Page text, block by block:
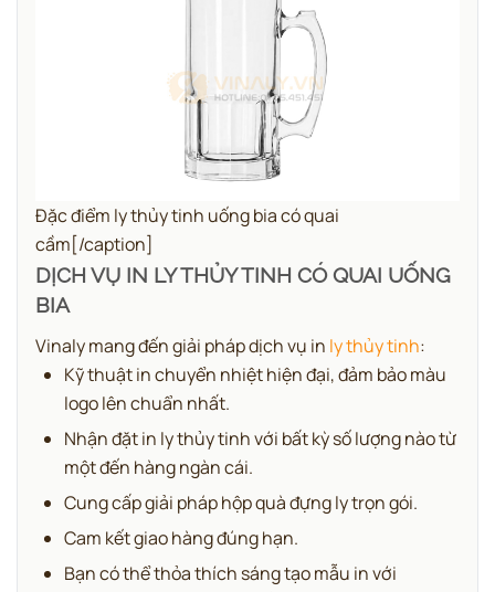
Đặc điểm ly thủy tinh uống bia có quai
cầm[/caption]
DỊCH VỤ IN LY THỦY TINH CÓ QUAI UỐNG
BIA
Vinaly mang đến giải pháp dịch vụ in ly thủy tinh:
Kỹ thuật in chuyển nhiệt hiện đại, đảm bảo màu
logo lên chuẩn nhất.
Nhận đặt in ly thủy tinh với bất kỳ số lượng nào từ
một đến hàng ngàn cái.
Cung cấp giải pháp hộp quà đựng ly trọn gói.
Cam kết giao hàng đúng hạn.
Bạn có thể thỏa thích sáng tạo mẫu in với